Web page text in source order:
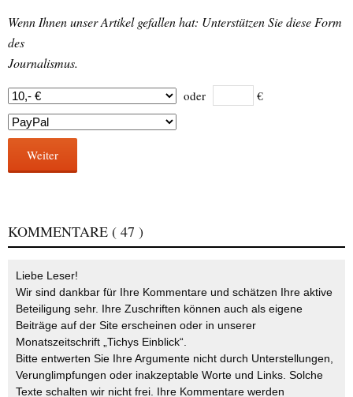
Wenn Ihnen unser Artikel gefallen hat: Unterstützen Sie diese Form
des
Journalismus.
oder €
Weiter
KOMMENTARE ( 47 )
Liebe Leser!
Wir sind dankbar für Ihre Kommentare und schätzen Ihre aktive
Beteiligung sehr. Ihre Zuschriften können auch als eigene
Beiträge auf der Site erscheinen oder in unserer
Monatszeitschrift „Tichys Einblick“.
Bitte entwerten Sie Ihre Argumente nicht durch Unterstellungen,
Verunglimpfungen oder inakzeptable Worte und Links. Solche
Texte schalten wir nicht frei. Ihre Kommentare werden